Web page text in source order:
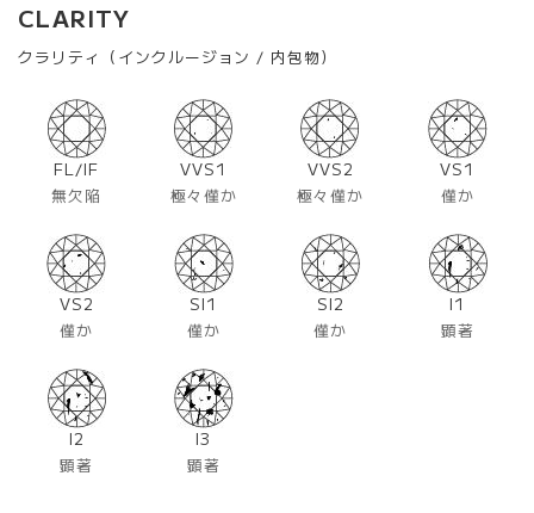
CLARITY
クラリティ（インクルージョン / 内包物）
FL/IF
無欠陥
VVS1
極々僅か
VVS2
極々僅か
VS1
僅か
VS2
僅か
SI1
僅か
SI2
僅か
I1
顕著
I2
顕著
I3
顕著